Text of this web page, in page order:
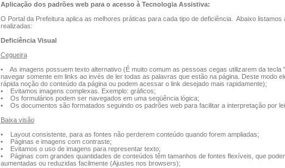
Aplicação dos padrões web para o acesso à Tecnologia Assistiva:
O Portal da Prefeitura aplica as melhores práticas para cada tipo de deficiência. Abaixo listamos
realizadas:
Deficiência Visual
Cegueira
• As imagens possuem texto alternativo (É muito comum as pessoas cegas utilizarem da tecla
navegar somente em links ao invés de ler todas as palavras que estão na página. Deste modo
rápida noção do conteúdo da página ou podem acessar o link desejado mais rapidamente);
• Evitamos imagens complexas. Exemplo: gráficos;
• Os formulários podem ser navegados em uma seqüência lógica;
• Os documentos são formatados seguindo os padrões web para facilitar a interpretação por
Baixa visão
• Layout consistente, para as fontes não perderem conteúdo quando forem ampliadas;
• Páginas e imagens com contraste;
• Evitamos o uso de imagens para representar texto;
• Páginas com grandes quantidades de conteúdos têm tamanhos de fontes flexíveis, que
aumentadas ou reduzidas facilmente (Ajustes nos browsers);